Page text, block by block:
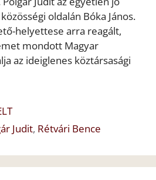
oldalán Bóka János.
helyettese arra reagált,
mondott Magyar
az ideiglenes köztársasági
Judit, Rétvári Bence